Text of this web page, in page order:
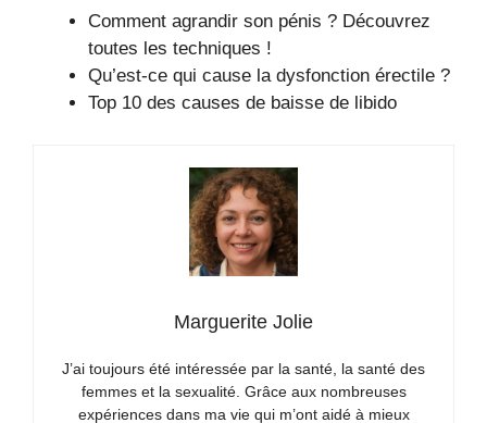
Comment agrandir son pénis ? Découvrez
toutes les techniques !
Qu’est-ce qui cause la dysfonction érectile ?
Top 10 des causes de baisse de libido
Marguerite Jolie
J’ai toujours été intéressée par la santé, la santé des
femmes et la sexualité. Grâce aux nombreuses
expériences dans ma vie qui m’ont aidé à mieux